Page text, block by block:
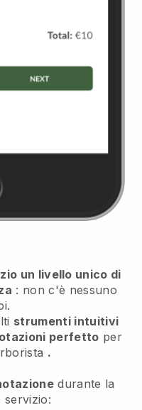
un livello unico di
: non c'è nessuno
strumenti intuitivi
perfetto per
.
durante la
servizio: